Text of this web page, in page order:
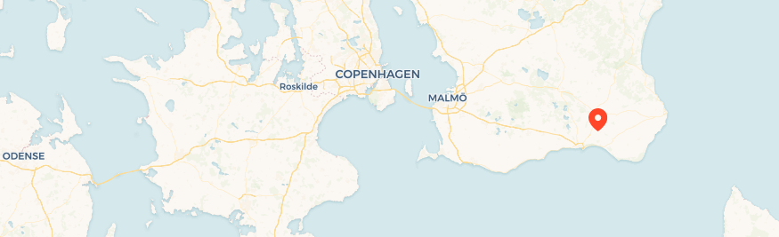
Travelers’ Map is loading…
If you see this after your page is loaded completely, leafletJS files are missing.